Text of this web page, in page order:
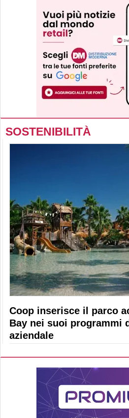
SOSTENIBILITÀ
Coop inserisce il parco
Bay nei suoi programmi
aziendale